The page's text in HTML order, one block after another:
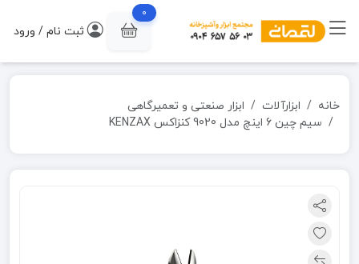
0
ثبت نام / ورود
خانه ابزارآلات
ابزار صنعتی و تعمیرگاهی
سیم چین 6 اینچ مدل 9020 کنزاکس KENZAX